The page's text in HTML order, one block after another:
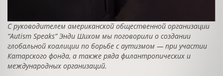
Cруководителем американской общественной организации
“Autism Speaks” Энди Шихом мы поговорили о создании
глобальной коалиции по борьбе с аутизмом — при участии
Катарского фонда, а также ряда филантропических и
международных организаций.